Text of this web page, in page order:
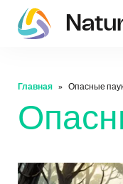
Главная Опасные